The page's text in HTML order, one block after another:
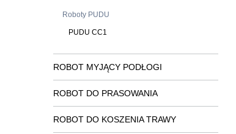
Roboty PUDU
PUDU CC1
ROBOT MYJĄCY PODŁOGI
ROBOT DO PRASOWANIA
ROBOT DO KOSZENIA TRAWY